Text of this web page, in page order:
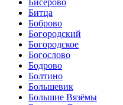
Бисерово
Битца
Боброво
Богородский
Богородское
Богослово
Бодрово
Болтино
Большевик
Большие Вязёмы